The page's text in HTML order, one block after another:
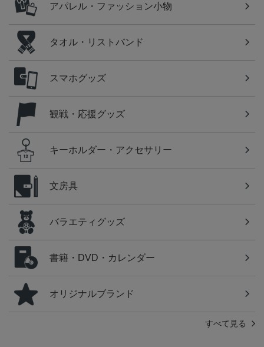
アパレル・ファッション小物
タオル・リストバンド
スマホグッズ
観戦・応援グッズ
キーホルダー・アクセサリー
文房具
バラエティグッズ
書籍・DVD・カレンダー
オリジナルブランド
すべて見る